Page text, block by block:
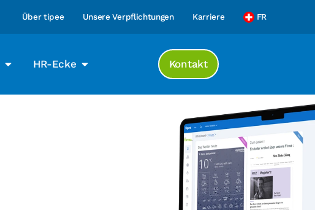
Über tipee Unsere Verpflichtungen Karriere FR
HR-Ecke Kontakt